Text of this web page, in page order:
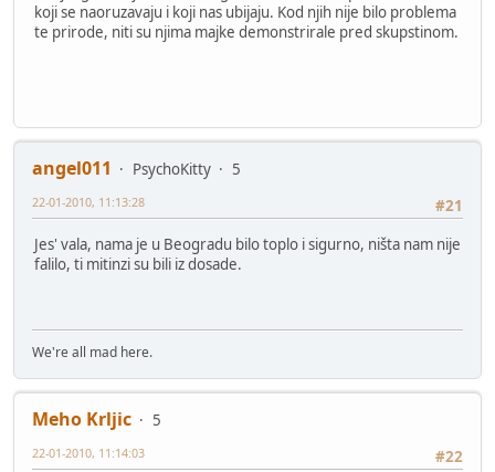
koji se naoruzavaju i koji nas ubijaju. Kod njih nije bilo problema
te prirode, niti su njima majke demonstrirale pred skupstinom.
angel011 PsychoKitty
5
#21
22-01-2010, 11:13:28
Jes' vala, nama je u Beogradu bilo toplo i sigurno, ništa nam nije
falilo, ti mitinzi su bili iz dosade.
We're all mad here.
Meho Krljic
5
#22
22-01-2010, 11:14:03